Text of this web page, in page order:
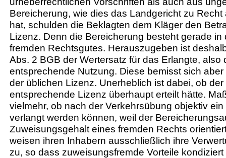
Bereicherung, wie dies das Landgericht zu
hat, schulden die Beklagten dem Kläger den
Lizenz. Denn die Bereicherung besteht gerade in
fremden Rechtsgutes. Herauszugeben ist
Abs. 2 BGB der Wertersatz für das Erlangte, also
entsprechende Nutzung. Diese bemisst sich
der üblichen Lizenz. Unerheblich ist dabei, ob
entsprechende Lizenz überhaupt erteilt hätte.
vielmehr, ob nach der Verkehrsübung objektiv
verlangt werden können, weil der
Zuweisungsgehalt eines fremden Rechts
weisen ihren Inhabern ausschließlich ihre
zu, so dass zuweisungsfremde Vorteile